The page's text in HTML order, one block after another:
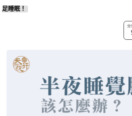
足睡眠！